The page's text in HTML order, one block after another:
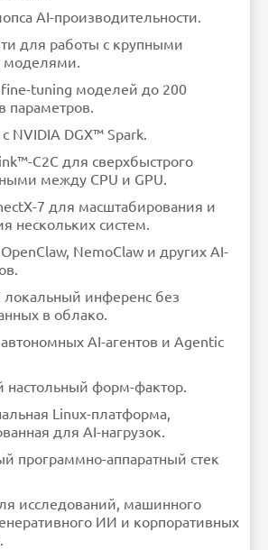
AI-производительности.
для работы с крупными
tuning моделей до 200
параметров.
NVIDIA DGX™ Spark.
C2C для сверхбыстрого
между CPU и GPU.
7 для масштабирования и
нескольких систем.
NemoClaw и других AI-
локальный инференс без
в облако.
AI-агентов и Agentic
настольный форм-фактор.
Linux-платформа,
для AI-нагрузок.
программно-аппаратный стек
исследований, машинного
ИИ и корпоративных